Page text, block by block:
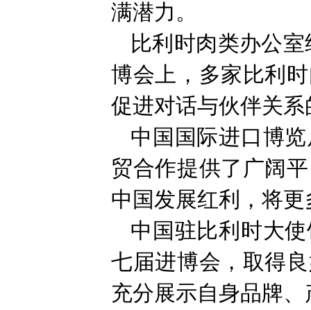
满潜力。
比利时肉类办公
博会上，多家比利
促进对话与伙伴关
中国国际进口博
贸合作提供了广阔
中国发展红利，将
中国驻比利时大
七届进博会，取得
充分展示自身品牌